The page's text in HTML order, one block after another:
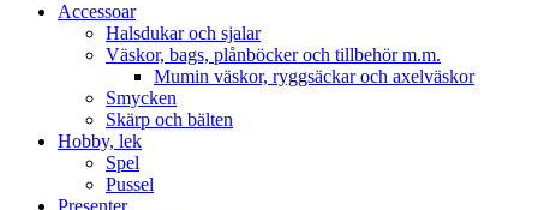
Accessoar
Halsdukar och sjalar
Väskor, bags, plånböcker och tillbehör m.m.
Mumin väskor, ryggsäckar och axelväskor
Smycken
Skärp och bälten
Hobby, lek
Spel
Pussel